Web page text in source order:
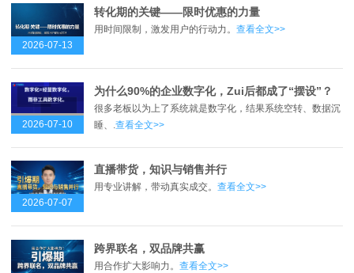
2026-07-13
转化期的关键——限时优惠的力量
用时间限制，激发用户的行动力。 查看全文>>
2026-07-10
为什么90%的企业数字化，Zui后都成了“摆设”？
很多老板以为上了系统就是数字化，结果系统空转、数据沉
睡、.查看全文>>
2026-07-07
直播带货，知识与销售并行
用专业讲解，带动真实成交。 查看全文>>
跨界联名，双品牌共赢
用合作扩大影响力。 查看全文>>